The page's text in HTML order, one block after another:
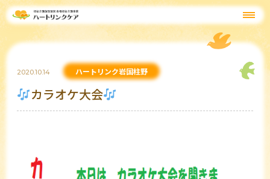
2020.10.14 ハートリンク岩国柱野
カラオケ大会